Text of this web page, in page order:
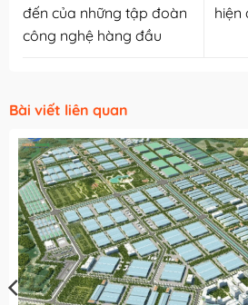
đến của những tập đoàn
công nghệ hàng đầu
hiện
Bài viết liên quan